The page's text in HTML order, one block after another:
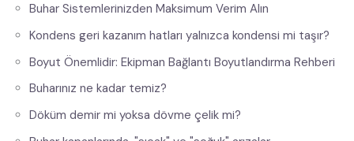
Buhar Sistemlerinizden Maksimum Verim Alın
Kondens geri kazanım hatları yalnızca kondensi mi taşır?
Boyut Önemlidir: Ekipman Bağlantı Boyutlandırma Rehberi
Buharınız ne kadar temiz?
Döküm demir mi yoksa dövme çelik mi?